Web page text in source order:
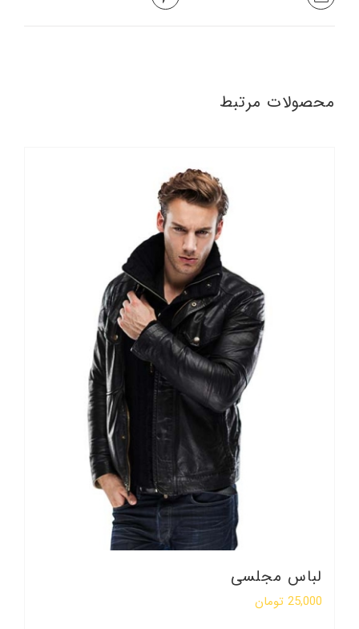
محصولات مرتبط
لباس مجلسی
25,000 تومان